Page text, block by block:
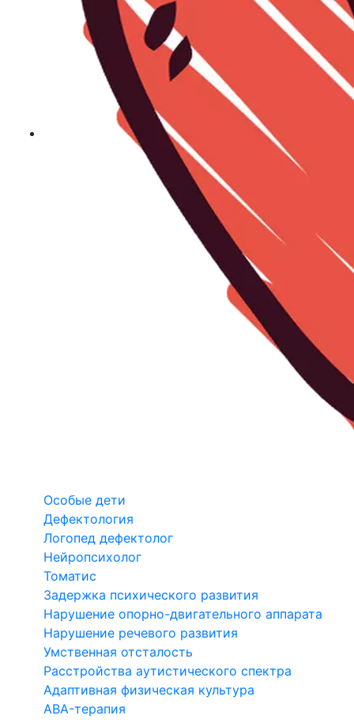
Особые дети
Дефектология
Логопед дефектолог
Нейропсихолог
Томатис
Задержка психического развития
Нарушение опорно-двигательного аппарата
Нарушение речевого развития
Умственная отсталость
Расстройства аутистического спектра
Адаптивная физическая культура
ABA-терапия